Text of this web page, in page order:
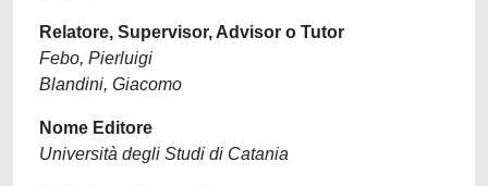
Relatore, Supervisor, Advisor o Tutor
Febo, Pierluigi
Blandini, Giacomo
Nome Editore
Università degli Studi di Catania